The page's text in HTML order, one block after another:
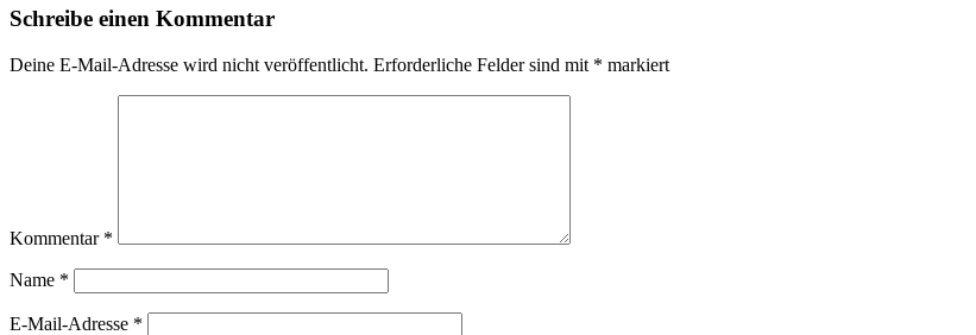
Schreibe einen Kommentar
Deine E-Mail-Adresse wird nicht veröffentlicht. Erforderliche Felder sind mit * markiert
Kommentar *
Name *
E-Mail-Adresse *